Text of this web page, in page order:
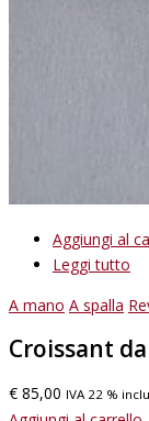
Aggiungi al
Leggi tutto
A mano A spalla
Croissant
€ 85,00 IVA 22 %